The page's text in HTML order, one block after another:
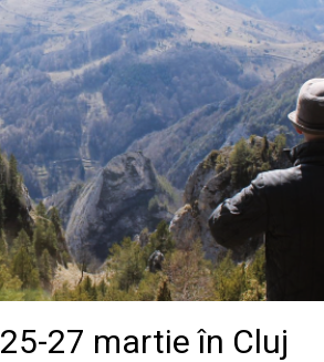
27 martie în Cluj